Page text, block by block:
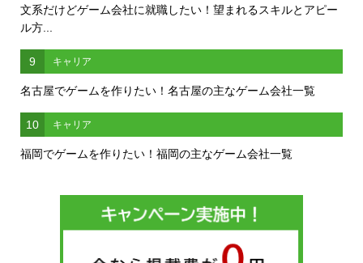
文系だけどゲーム会社に就職したい！望まれるスキルとアピー
ル方...
9 キャリア
名古屋でゲームを作りたい！名古屋の主なゲーム会社一覧
10 キャリア
福岡でゲームを作りたい！福岡の主なゲーム会社一覧